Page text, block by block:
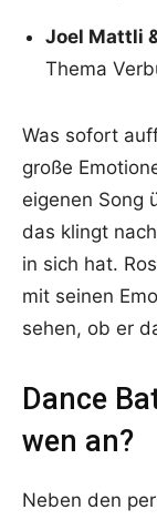
Joel Mattli
Thema
Was sofort
große
eigenen Song
das klingt
in sich hat.
mit seinen
sehen, ob er
Dance
wen an?
Neben den